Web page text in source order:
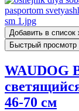
Добавить в список
Быстрый просмотр
WAUDOG
46-70 см